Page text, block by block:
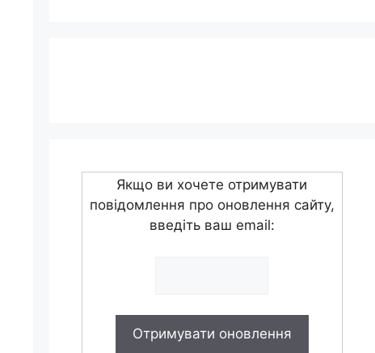
Якщо ви хочете отримувати
повідомлення про оновлення сайту,
введіть ваш email: